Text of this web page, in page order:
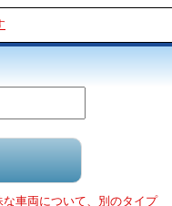
車両について、別のタイプ